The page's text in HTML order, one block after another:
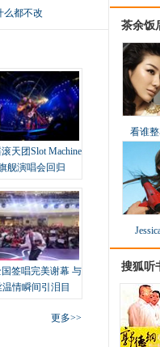
么都不改
天团Slot Machine
舰演唱会回归
签唱完美谢幕 与
情瞬间引泪目
更多>>
茶余饭
看谁
搜狐听